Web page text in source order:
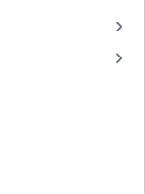
keyboard_arrow_right
keyboard_arrow_right